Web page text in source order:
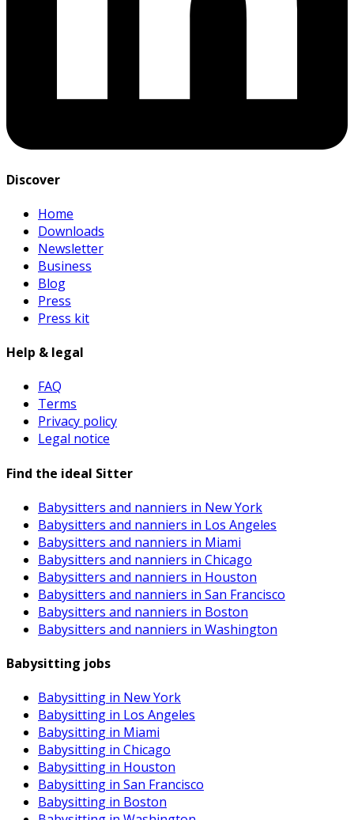
Discover
Home
Downloads
Newsletter
Business
Blog
Press
Press kit
Help & legal
FAQ
Terms
Privacy policy
Legal notice
Find the ideal Sitter
Babysitters and nanniers in New York
Babysitters and nanniers in Los Angeles
Babysitters and nanniers in Miami
Babysitters and nanniers in Chicago
Babysitters and nanniers in Houston
Babysitters and nanniers in San Francisco
Babysitters and nanniers in Boston
Babysitters and nanniers in Washington
Babysitting jobs
Babysitting in New York
Babysitting in Los Angeles
Babysitting in Miami
Babysitting in Chicago
Babysitting in Houston
Babysitting in San Francisco
Babysitting in Boston